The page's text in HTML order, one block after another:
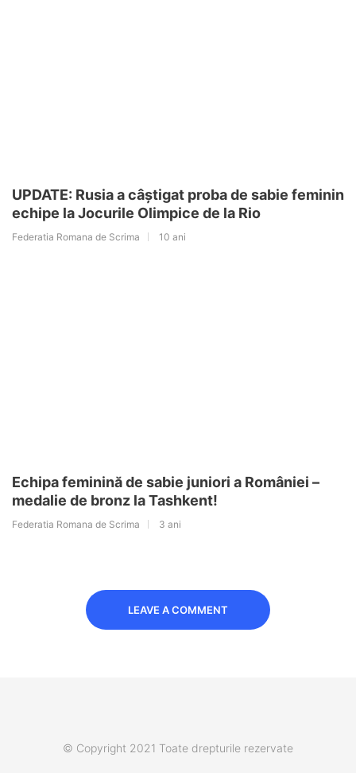
UPDATE: Rusia a câștigat proba de sabie feminin
echipe la Jocurile Olimpice de la Rio
Federatia Romana de Scrima 10 ani
Echipa feminină de sabie juniori a României –
medalie de bronz la Tashkent!
Federatia Romana de Scrima 3 ani
LEAVE A COMMENT
© Copyright 2021 Toate drepturile rezervate